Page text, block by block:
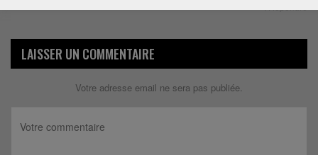
Répondre
LAISSER UN COMMENTAIRE
Votre adresse email ne sera pas publiée.